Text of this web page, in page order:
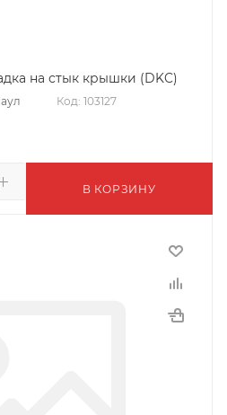
на стык крышки (DKC)
Код: 103127
В КОРЗИНУ